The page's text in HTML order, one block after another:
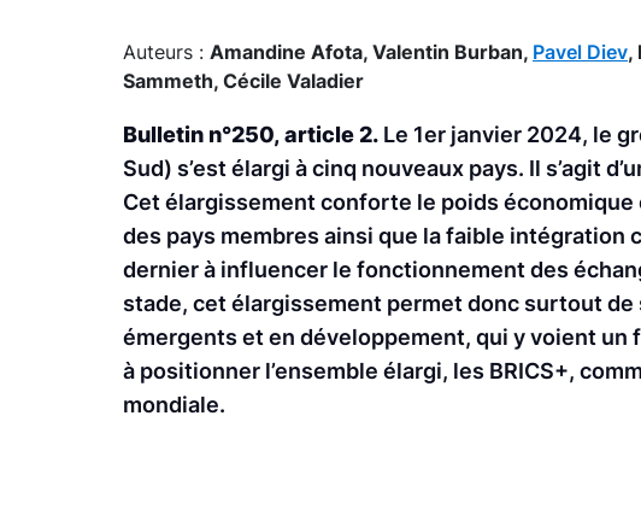
Auteurs : Amandine Afota, Valentin Burban, Pavel Diev,
Sammeth, Cécile Valadier
Bulletin n°250, article 2. Le 1er janvier 2024, le
Sud) s’est élargi à cinq nouveaux pays. Il s’agit
Cet élargissement conforte le poids
des pays membres ainsi que la faible intégration
dernier à influencer le fonctionnement des
stade, cet élargissement permet donc surtout
émergents et en développement, qui y voient un
à positionner l’ensemble élargi, les BRICS+,
mondiale.